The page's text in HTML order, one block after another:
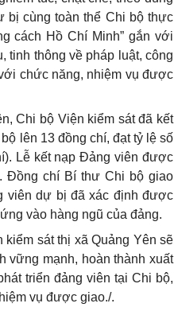
cùng toàn thể Chi bộ thực
cách Hồ Chí Minh” gắn với
tinh thông về pháp luật, công
chức năng, nhiệm vụ được
Chi bộ Viện kiểm sát đã kết
lên 13 đồng chí, đạt tỷ lệ số
Lễ kết nạp Đảng viên được
Đồng chí Bí thư Chi bộ giao
viên dự bị đã xác định được
vào hàng ngũ của đảng.
sát thị xã Quảng Yên sẽ
vững mạnh, hoàn thành xuất
triển đảng viên tại Chi bộ,
vụ được giao./.